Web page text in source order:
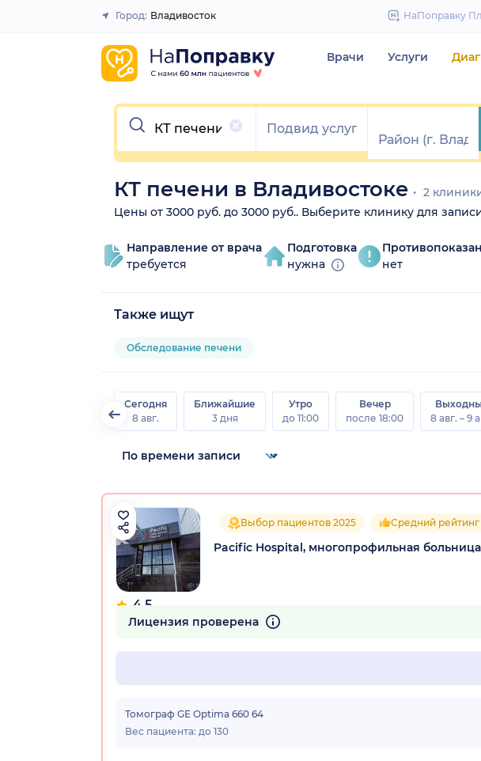
Закрыть
Город: Владивосток НаПоправку
Врачи Услуги
Очистить
КТ печени в Владивостоке
2
Цены от 3000 руб. до 3000 руб.. Выберите клинику для
Направление от врача
требуется
Подготовка
нужна
нет
Также ищут
Обследование печени
Сегодня
8 авг.
Ближайшие
3 дня
Утро
до 11:00
Вечер
после 18:00
8 авг. – 9
4.5
72 отзыва
Выбор пациентов 2025 Средний рейтинг
Pacific Hospital, многопрофильная больница
Лицензия проверена
Томограф GE Optima 660 64
Вес пациента: до 130